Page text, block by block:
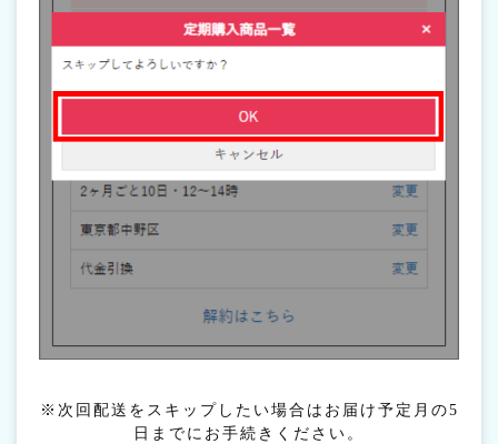
※次回配送をスキップしたい場合はお届け予定月の5
日までにお手続きください。